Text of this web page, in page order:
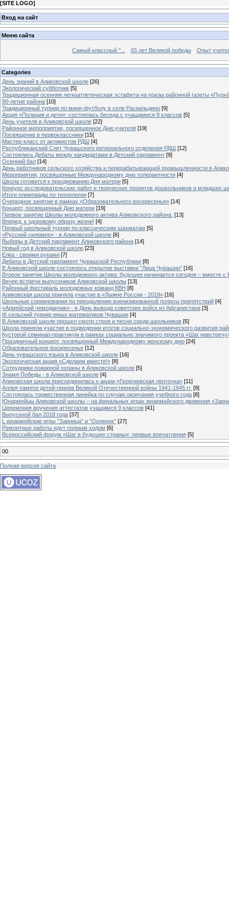
[SITE LOGO]
Вход на сайт
Меню сайта
Самый классный "... 65 лет Великой победы Опыт
Categories
День знаний в Аликовской школе [26]
Экологический субботник [5]
Традиционная осенняя легкоатлетическая эстафета на призы районной газеты
90-летие района [10]
Традиционный турнир по мини-футболу в селе Раскильдино [9]
Акция «Полиция и дети»: состоялась беседа с учащимися 8 классов [5]
День учителя в Аликовской школе [22]
Районное мероприятие, посвященное Дню учителя [19]
Посвящение в первоклассники [15]
Мастер-класс от активистов РДШ [4]
Республиканский Слет Чувашского регионального отделения РДШ [12]
Состоялись Дебаты между кандидатами в Детский парламент [9]
Осенний бал [14]
День работников сельского хозяйства и перерабатывающей промышленности в
Мероприятия, посвященные Международному дню толерантности [4]
Школа готовится к празднованию Дня матери [5]
Конкурс исследовательских работ и творческих проектов дошкольников и младших
Итоги олимпиады по технологии [7]
Очередное занятие в рамках «Образовательного воскресенья» [14]
Концерт, посвященный Дню матери [19]
Первое занятие Школы молодежного актива Аликовского района. [13]
Вперед, к здоровому образу жизни! [4]
Первый школьный турнир по классическим шахматам [5]
«Русский силомер» - в Аликовской школе [6]
Выборы в Детский парламент Аликовского района [14]
Новый год в Аликовской школе [23]
Елка - своими руками [7]
Дебаты в Детский парламент Чувашской Республики [8]
В Аликовской школе состоялось открытие выставки "Лица Чувашии" [16]
Второе занятие Школы молодежного актива: будущее начинается сегодня – вместе
Вечер встречи выпускников Аликовской школы [13]
Районный фестиваль молодежных команд КВН [8]
Аликовская школа приняла участие в «Лыжне России - 2018» [16]
Школьные соревнования по преодолению военизированной полосы препятствий [4]
«Армейский чемоданчик» - в День вывода советских войск из Афганистана [3]
III сельский турнир юных математиков Чувашии [4]
В Аликовской школе прошел смотр строя и песни среди школьников [5]
Школа приняла участие в подведении итогов социально-экономического развития
Кустовой семинар-практикум в рамках социально значимого проекта «Шаг
Праздничный концерт, посвященный Международному женскому дню [24]
Образовательное воскресенье [12]
День чувашского языка в Аликовской школе [16]
Экологическая акция «Сделаем вместе!» [8]
Сотрудники пожарной охраны в Аликовской школе [5]
Знамя Победы - в Аликовской школе [4]
Аликовская школа присоединилась к акции «Георгиевская ленточка» [11]
Аллея памяти детей-героев Великой Отечественной войны 1941-1945 гг. [9]
Cостоялась торжественная линейка по случаю окончания учебного года [8]
Юнармейцы Аликовской школы – на финальных играх юнармейского движения
Церемония вручения аттестатов учащимся 9 классов [41]
Выпускной бал 2018 года [37]
L юнармейские игры "Зарница" и "Орленок" [27]
Ремонтные работы идут полным ходом [6]
Всероссийский форум «Шаг в будущее страны»: первые впечатления [5]
00
Полная версия сайта